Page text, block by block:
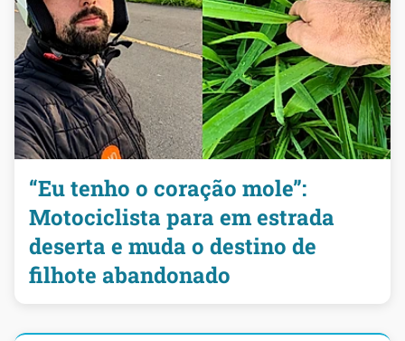
“Eu tenho o coração mole”:
Motociclista para em estrada
deserta e muda o destino de
filhote abandonado